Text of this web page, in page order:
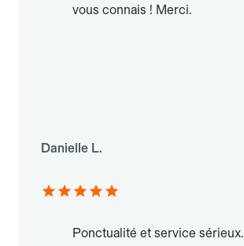
vous connais ! Merci.
Danielle L.
Ponctualité et service sérieux.